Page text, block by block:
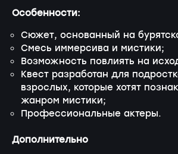
Особенности:
Сюжет, основанный на
Смесь иммерсива и мистики;
Возможность повлиять на
Квест разработан для
взрослых, которые хотят
жанром мистики;
Профессиональные актеры.
Дополнительно